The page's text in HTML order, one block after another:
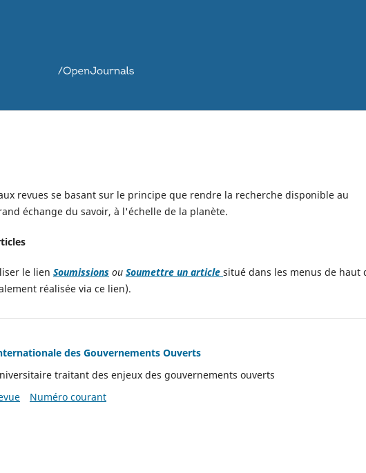
revues se basant sur le principe que rendre la recherche disponible au
échange du savoir, à l'échelle de la planète.
le lien Soumissions ou Soumettre un article situé dans les menus de haut
réalisée via ce lien).
des Gouvernements Ouverts
traitant des enjeux des gouvernements ouverts
Numéro courant